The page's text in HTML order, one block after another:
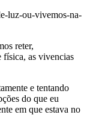
luz-ou-vivemos-na-
reter,
física, as vivencias
e tentando
do que eu
em que estava no